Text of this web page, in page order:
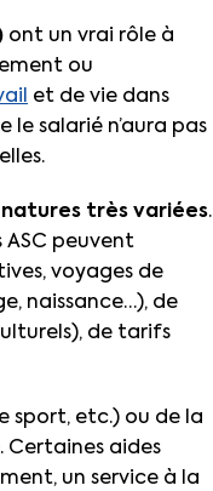
ont un vrai rôle à
ou
et de vie dans
le salarié n’aura pas
très variées.
ASC peuvent
voyages de
naissance…), de
de tarifs
sport, etc.) ou de la
Certaines aides
un service à la